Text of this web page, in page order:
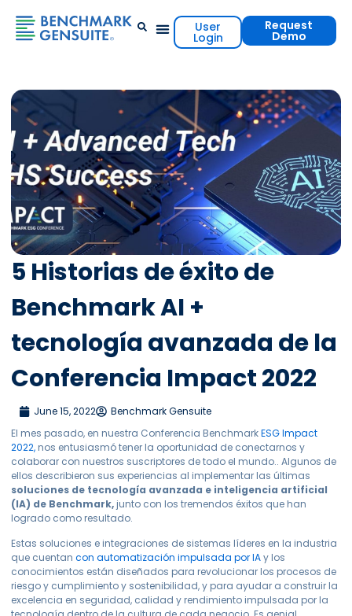
User
Login
Request
Demo
5 Historias de éxito de
Benchmark AI +
tecnología avanzada de la
Conferencia Impact 2022
June 15, 2022
Benchmark Gensuite
El mes pasado, en nuestra ConferenciaBenchmark ESG Impact
2022, nos entusiasmó tener la oportunidad de conectarnos y
colaborar con nuestros suscriptores de todo el mundo.. Algunos de
ellos describieron sus experiencias al implementar las últimas
soluciones de tecnología avanzada e inteligencia artificial
(IA) de Benchmark, junto con los tremendos éxitos que han
logrado como resultado.
Estas soluciones e integraciones de sistemas líderes en la industria
que cuentan con automatización impulsada por IAy los
conocimientos están diseñados para revolucionar los procesos de
riesgo y cumplimiento y sostenibilidad, y para ayudar a construir la
excelencia en seguridad, calidad y rendimiento impulsada por la